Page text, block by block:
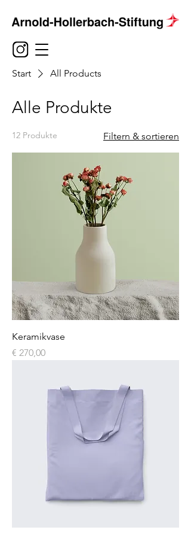
Start All Products
Alle Produkte
12 Produkte Filtern & sortieren
Keramikvase
Preis
€ 270,00